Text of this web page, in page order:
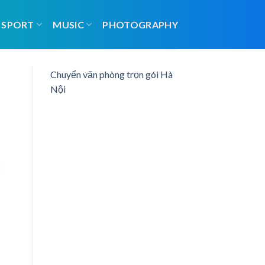
SPORT MUSIC PHOTOGRAPHY
Chuyển văn phòng trọn gói Hà
Nội